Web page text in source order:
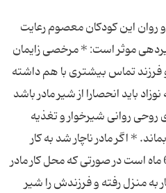
این کودکان معصوم رعایت
موثر است: * مرخصی زایمان
فرزند تماس بیشتری با هم داشته
باید انحصارا از شیر مادر باشد
روحی روانی شیرخوار و تغذیه
* اگر مادر ناچار شد به کار
برگردد و سن شیرخوار کمتر از 6 ماه است در صورتی که محل کار مادر
به منزل رفته و فرزندش را شیر